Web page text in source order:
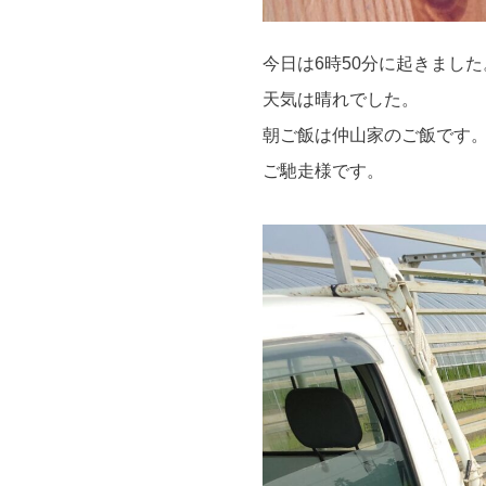
今日は6時50分に起きました
天気は晴れでした。
朝ご飯は仲山家のご飯です
ご馳走様です。